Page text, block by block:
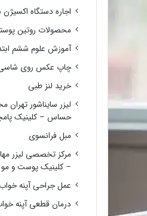
اجاره دستگاه
محصولات روتین
آموزش علوم ششم
چاپ عکس روی
خرید لنز طبی
لیزر سایناشور
حساس – کلینیک
مبل فرانسوی
مرکز تخصصی لیزر
– کلینیک پوست و مو
عمل جراحی آپنه خواب
درمان قطعی آپنه